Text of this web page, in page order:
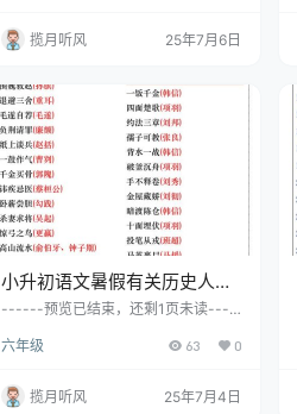
揽月听风 25年7月6日
小升初语文暑假有关历史人物
的成语积累汇总-小升初语文
------预览已结束，还剩1页未读----
档
六年级 63 0
揽月听风 25年7月4日